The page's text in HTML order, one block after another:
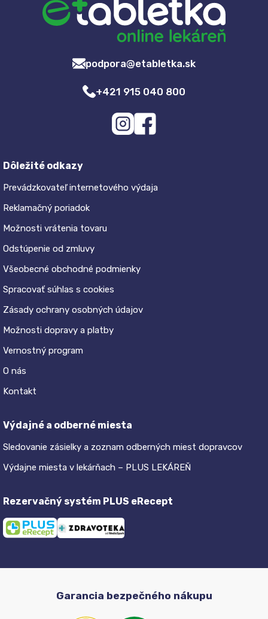
podpora@etabletka.sk
+421 915 040 800
Dôležité odkazy
Prevádzkovateľ internetového výdaja
Reklamačný poriadok
Možnosti vrátenia tovaru
Odstúpenie od zmluvy
Všeobecné obchodné podmienky
Spracovať súhlas s cookies
Zásady ochrany osobných údajov
Možnosti dopravy a platby
Vernostný program
O nás
Kontakt
Výdajné a odberné miesta
Sledovanie zásielky a zoznam odberných miest dopravcov
Výdajne miesta v lekárňach – PLUS LEKÁREŇ
Rezervačný systém PLUS eRecept
Garancia bezpečného nákupu